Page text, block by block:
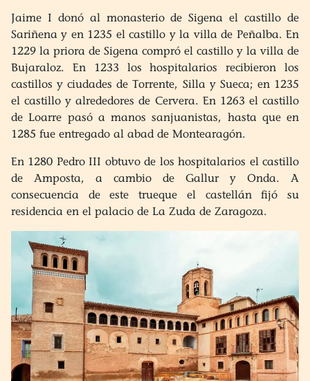
Jaime I donó al monasterio de Sigena el castillo de
Sariñena y en 1235 el castillo y la villa de Peñalba. En
1229 la priora de Sigena compró el castillo y la villa de
Bujaraloz. En 1233 los hospitalarios recibieron los
castillos y ciudades de Torrente, Silla y Sueca; en 1235
el castillo y alrededores de Cervera. En 1263 el castillo
de Loarre pasó a manos sanjuanistas, hasta que en
1285 fue entregado al abad de Montearagón.
En 1280 Pedro III obtuvo de los hospitalarios el castillo
de Amposta, a cambio de Gallur y Onda. A
consecuencia de este trueque el castellán fijó su
residencia en el palacio de La Zuda de Zaragoza.